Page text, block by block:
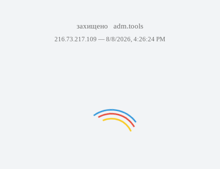
захищено adm.tools
216.73.217.109 — 8/8/2026, 4:26:24 PM